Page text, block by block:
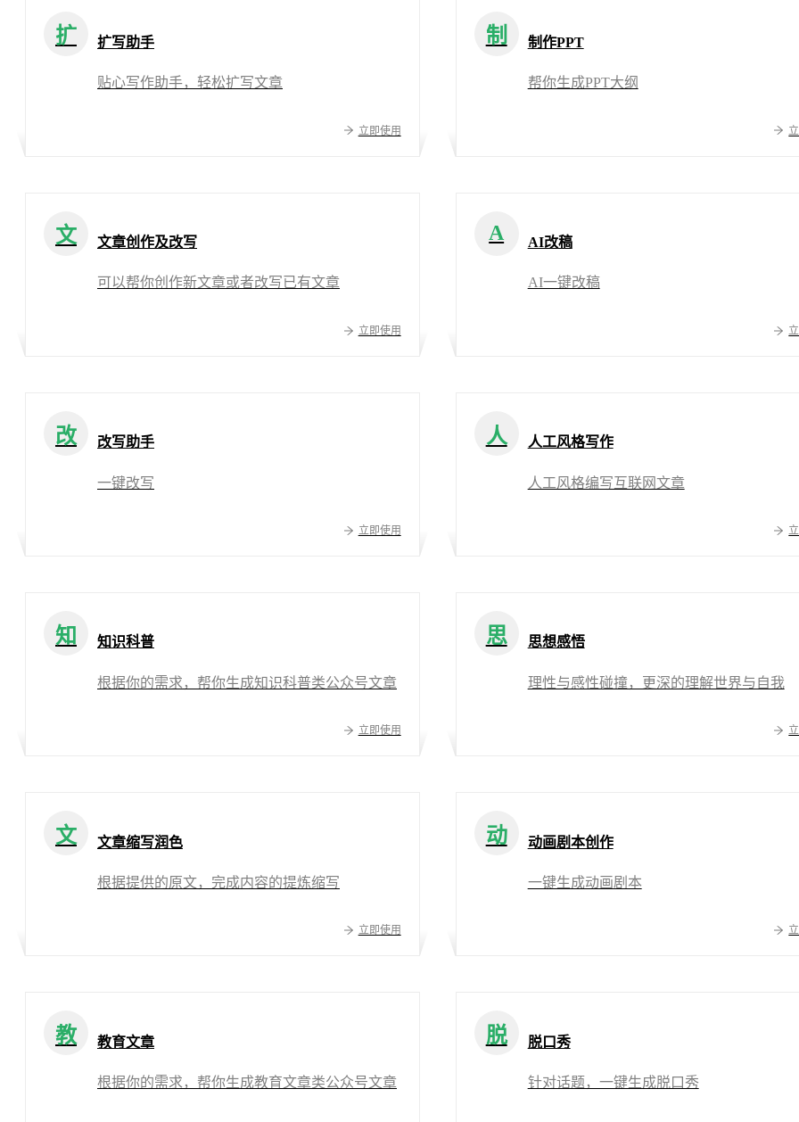
扩 扩写助手
贴心写作助手，轻松扩写文章
立即使用
制 制作PPT
帮你生成PPT大纲
文 文章创作及改写
可以帮你创作新文章或者改写已有文章
立即使用
A AI改稿
AI一键改稿
改 改写助手
一键改写
立即使用
人 人工风格写作
人工风格编写互联网文章
知 知识科普
根据你的需求，帮你生成知识科普类公众号文章
立即使用
思 思想感悟
理性与感性碰撞，更深的理解世界与自我
文 文章缩写润色
根据提供的原文，完成内容的提炼缩写
立即使用
动 动画剧本创作
一键生成动画剧本
教 教育文章
根据你的需求，帮你生成教育文章类公众号文章
脱 脱口秀
针对话题，一键生成脱口秀